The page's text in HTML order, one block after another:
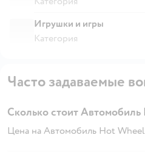
Игрушки и игры
Категория
Часто задаваемые
Сколько стоит
Цена на Автомобиль Hot